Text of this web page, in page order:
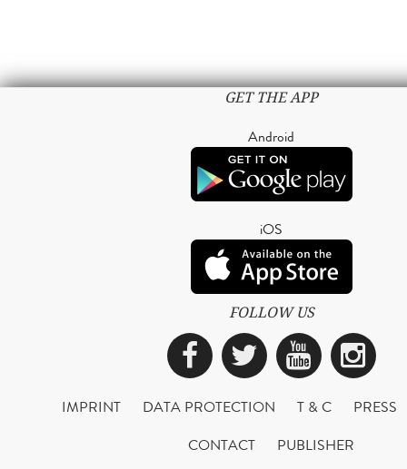
GET THE APP
Android
iOS
FOLLOW US
Facebook
Twitter
IMPRINT DATA PROTECTION T & C
PRESS
CONTACT
PUBLISHER